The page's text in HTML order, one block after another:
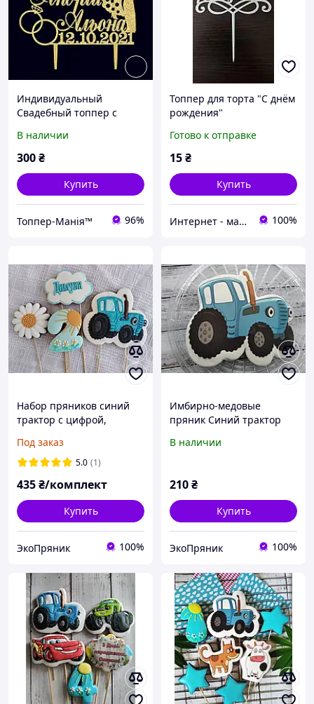
Индивидуальный
Свадебный топпер с
/ Акрил с глиттером
В наличии
300₴
Купить
Топпер-Манія™ 96%
Топпер для торта "С днём
рождения"
Готово к отправке
15₴
Купить
Интернет - магазин "Парфе" 100%
Набор пряников синий
трактор с цифрой,
пряники в торт
Под заказ
5.0 (1)
435₴/комплект
Купить
ЭкоПряник 100%
Имбирно-медовые
пряник Синий трактор
В наличии
210₴
Купить
ЭкоПряник 100%